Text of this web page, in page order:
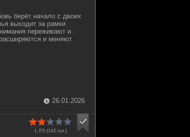
берёт начало с двоих
выходит за рамки
переживают и
и меняют
26.01.2026
1.7/5 (143гол.)